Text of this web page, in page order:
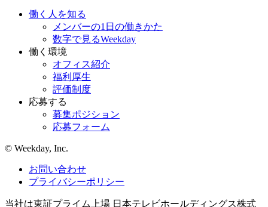
働く人を知る
メンバーの1日の働きかた
数字で見るWeekday
働く環境
オフィス紹介
福利厚生
評価制度
応募する
募集ポジション
応募フォーム
©︎ Weekday, Inc.
お問い合わせ
プライバシーポリシー
当社は東証プライム上場 日本テレビホールディングス株式